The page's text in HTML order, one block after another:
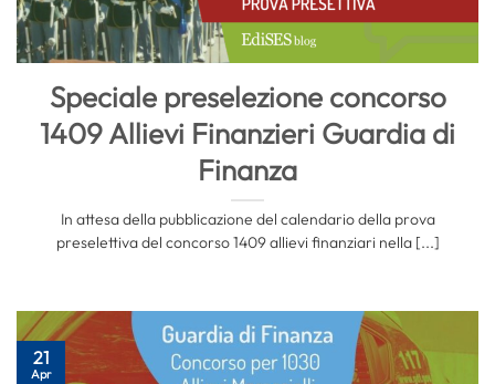
Speciale preselezione concorso
1409 Allievi Finanzieri Guardia di
Finanza
In attesa della pubblicazione del calendario della prova
preselettiva del concorso 1409 allievi finanziari nella [...]
21
Apr